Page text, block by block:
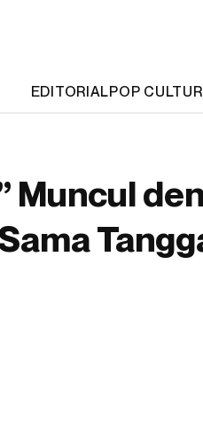
EDITORIALPOP
Muncul